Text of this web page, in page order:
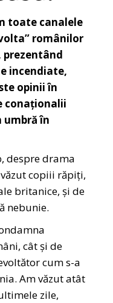
toate canalele
românilor
prezentând
incendiate,
opinii în
conaționalii
în
despre drama
copiii răpiți,
britanice, și de
nebunie.
cât și de
cum s-a
Am văzut atât
zile,